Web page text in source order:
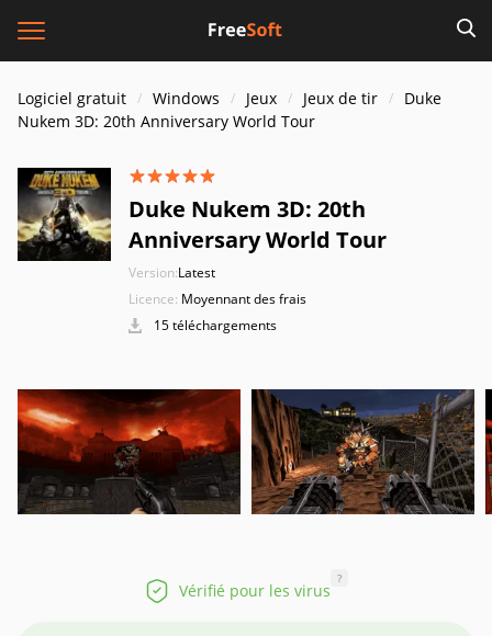
Logiciel gratuit Windows Jeux Jeux de tir
Duke
Nukem 3D: 20th Anniversary World Tour
Duke Nukem 3D: 20th
Anniversary World Tour
Version:Latest
Licence: Moyennant des frais
15 téléchargements
Vérifié pour les virus
?